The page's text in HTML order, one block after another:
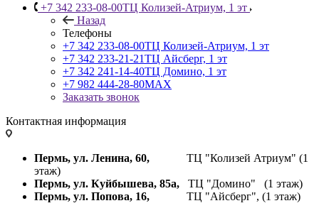
+7 342 233-08-00ТЦ Колизей-Атриум, 1 эт
Назад
Телефоны
+7 342 233-08-00ТЦ Колизей-Атриум, 1 эт
+7 342 233-21-21ТЦ Айсберг, 1 эт
+7 342 241-14-40ТЦ Домино, 1 эт
+7 982 444-28-80MAX
Заказать звонок
Контактная информация
Пермь, ул. Ленина, 60, ТЦ "Колизей Атриум" (1
этаж)
Пермь, ул. Куйбышева, 85а, ТЦ "Домино" (1 этаж)
Пермь, ул. Попова, 16, ТЦ "Айсберг", (1 этаж)